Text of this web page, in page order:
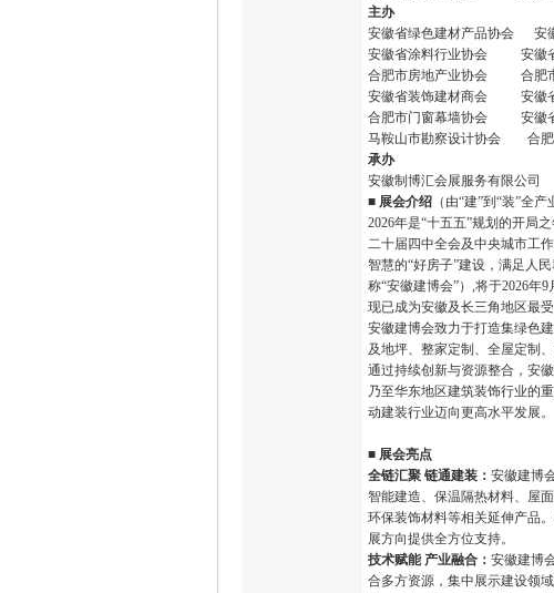
主办
安徽省绿色建材产品协会 安
安徽省涂料行业协会
合肥市房地产业协会 合肥市
安徽省装饰建材商会 安徽
合肥市门窗幕墙协会 安徽省
马鞍山市勘察设计协会 合肥
承办
安徽制博汇会展服务有限公司
■ 展会介绍 （由“建”到“装”全
2026年是“十五五”规划的开局
二十届四中全会及中央城市工
智慧的“好房子”建设，满足人
称“安徽建博会”）,将于2026年
现已成为安徽及长三角地区最
安徽建博会致力于打造集绿色
及地坪、整家定制、全屋定制
通过持续创新与资源整合，安
乃至华东地区建筑装饰行业的
动建装行业迈向更高水平发展。
■ 展会亮点
全链汇聚 链通建装 ： 安徽建博
智能建造、保温隔热材料‌、屋
环保装饰材料等相关延伸产品
展方向提供全方位支持。
技术赋能 产业融合： 安徽建博
合多方资源，集中展示建设领